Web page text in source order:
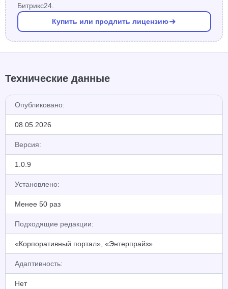
Битрикс24.
Купить или продлить лицензию
Технические данные
Опубликовано:
08.05.2026
Версия:
1.0.9
Установлено:
Менее 50 раз
Подходящие редакции:
«Корпоративный портал», «Энтерпрайз»
Адаптивность:
Нет